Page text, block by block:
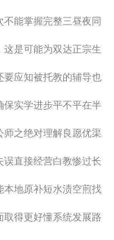
能掌握完整三昼夜同
这是可能为双达正宗生
要应知被托教的辅导也
保实学进步平不平在半
师之绝对理解良愿优渠
直接经营白教惨过长
本地原补短水渍空煎找
得更好懂系统发展路